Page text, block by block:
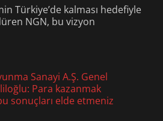
Türkiye’de kalması hedefiyle
NGN, bu vizyon
Sanayi A.Ş. Genel
Para kazanmak
sonuçları elde etmeniz